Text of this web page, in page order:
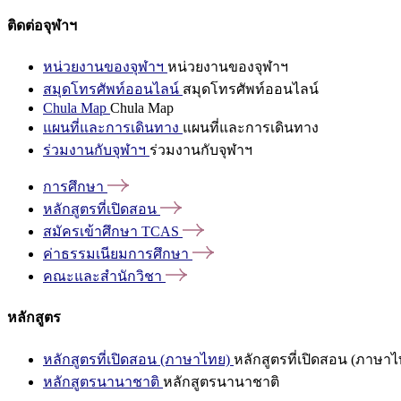
ติดต่อจุฬาฯ
หน่วยงานของจุฬาฯ หน่วยงานของจุฬาฯ
สมุดโทรศัพท์ออนไลน์ สมุดโทรศัพท์ออนไลน์
Chula Map Chula Map
แผนที่และการเดินทาง แผนที่และการเดินทาง
ร่วมงานกับจุฬาฯ ร่วมงานกับจุฬาฯ
การศึกษา
หลักสูตรที่เปิดสอน
สมัครเข้าศึกษา TCAS
ค่าธรรมเนียมการศึกษา
คณะและสำนักวิชา
หลักสูตร
หลักสูตรที่เปิดสอน (ภาษาไทย) หลักสูตรที่เปิดสอน (ภาษาไ
หลักสูตรนานาชาติ หลักสูตรนานาชาติ